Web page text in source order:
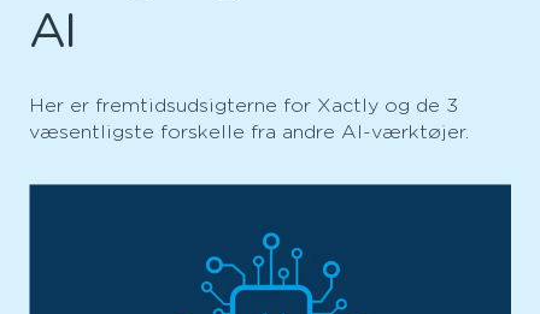
AI
Her er fremtidsudsigterne for Xactly og de 3
væsentligste forskelle fra andre AI-værktøjer.